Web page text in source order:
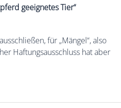
geeignetes Tier“
für „Mängel“, also
Haftungsausschluss hat aber